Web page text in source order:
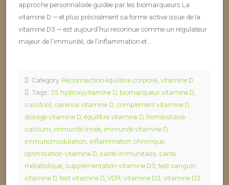
approche personnalisée guidée par les biomarqueurs La
vitamine D — et plus précisément sa forme active issue de la
vitamine D3 — est aujourd’hui reconnue comme un régulateur
majeur de l’immunité, de l’inflammation et…
Category: Reconnection équilibre corporel vitamine D
Tags: 25 hydroxyvitamine D biomarqueur vitamine D
calcitriol carence vitamine D complément vitamine D
dosage vitamine D équilibre vitamine D homéostasie
calcium immunité innée immunité vitamine D
immunomodulation inflammation chronique
optimisation vitamine D santé immunitaire santé
métabolique supplémentation vitamine D3 ,test sanguin
vitamine D ,test vitamine D VDR vitamine D3 vitamine D3